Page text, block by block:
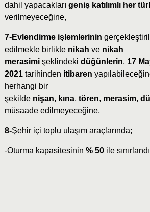
dahil yapacakları geniş katılımlı her
verilmeyeceğine,
7-Evlendirme işlemlerinin
edilmekle birlikte nikah ve nikah
merasimi şeklindeki düğünlerin, 17
2021 tarihinden itibaren
herhangi bir
şekilde nişan, kına, tören, merasim,
müsaade edilmeyeceğine,
8-Şehir içi toplu ulaşım araçlarında;
-Oturma kapasitesinin % 50 ile